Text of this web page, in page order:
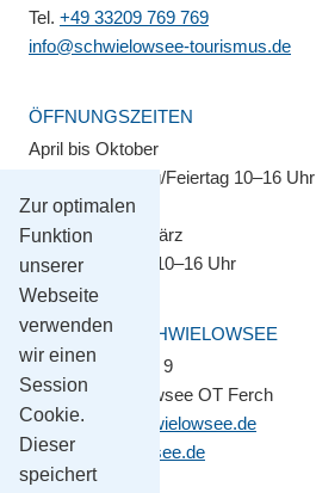
Zur optimalen
Funktion
unserer
Webseite
verwenden
wir einen
Session
Cookie.
Dieser
speichert
Tel. +49 33209 769 769
info@schwielowsee-tourismus.de
ÖFFNUNGSZEITEN
April bis Oktober
Montag–Sonntag/Feiertag 10–16 Uhr
November bis März
Montag–Freitag 10–16 Uhr
GEMEINDE SCHWIELOWSEE
Potsdamer Platz 9
14548 Schwielowsee OT Ferch
gemeinde@schwielowsee.de
www.schwielowsee.de